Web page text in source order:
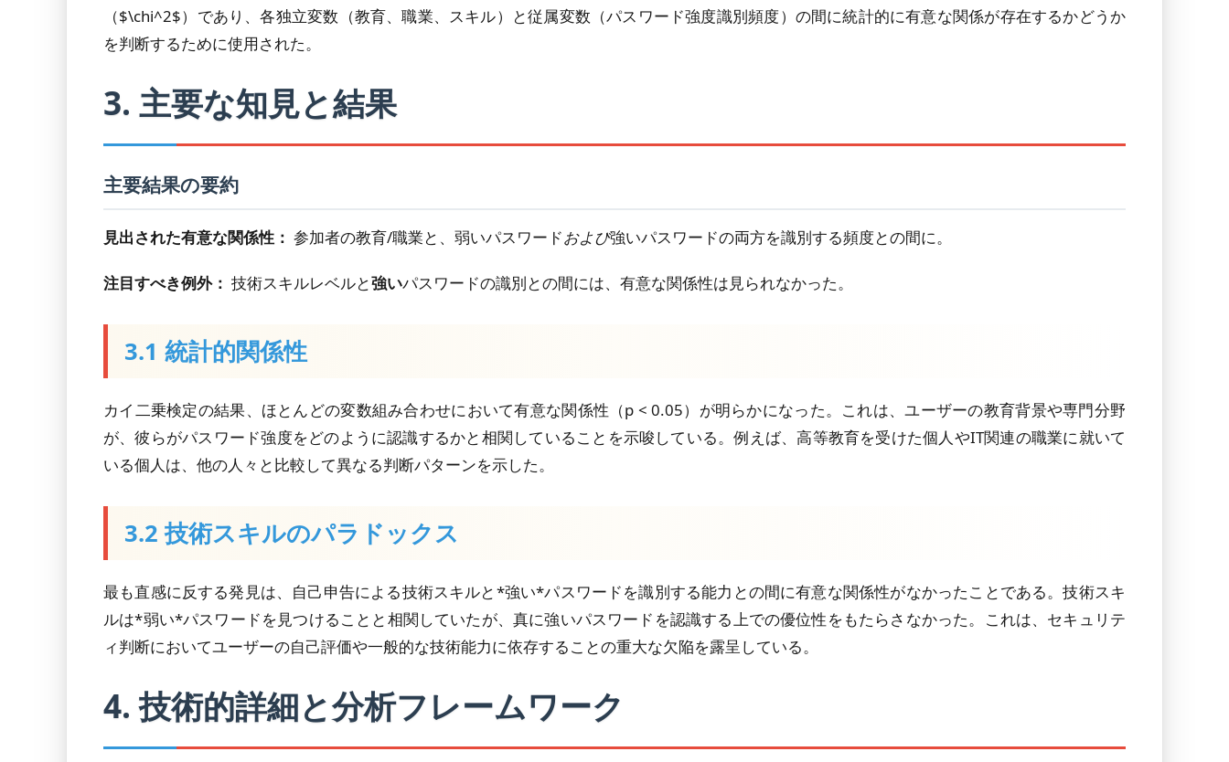
（$\chi^2$）であり、各独立変数（教育、職業、スキル）と従属変数（パスワード強度識別頻度）の間に統計的に有意な関係が存在するかどうか
を判断するために使用された。
3. 主要な知見と結果
主要結果の要約
見出された有意な関係性： 参加者の教育/職業と、弱いパスワードおよび強いパスワードの両方を識別する頻度との間に。
注目すべき例外： 技術スキルレベルと強いパスワードの識別との間には、有意な関係性は見られなかった。
3.1 統計的関係性
カイ二乗検定の結果、ほとんどの変数組み合わせにおいて有意な関係性（p < 0.05）が明らかになった。これは、ユーザーの教育背景や専門分野
が、彼らがパスワード強度をどのように認識するかと相関していることを示唆している。例えば、高等教育を受けた個人やIT関連の職業に就いて
いる個人は、他の人々と比較して異なる判断パターンを示した。
3.2 技術スキルのパラドックス
最も直感に反する発見は、自己申告による技術スキルと*強い*パスワードを識別する能力との間に有意な関係性がなかったことである。技術スキ
ルは*弱い*パスワードを見つけることと相関していたが、真に強いパスワードを認識する上での優位性をもたらさなかった。これは、セキュリテ
ィ判断においてユーザーの自己評価や一般的な技術能力に依存することの重大な欠陥を露呈している。
4. 技術的詳細と分析フレームワーク